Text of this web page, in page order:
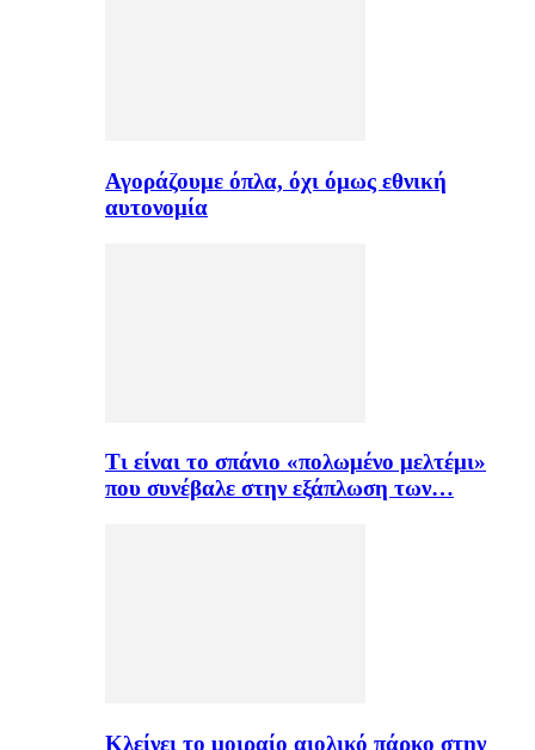
Αγοράζουμε όπλα, όχι όμως εθνική
αυτονομία
Τι είναι το σπάνιο «πολωμένο μελτέμι»
που συνέβαλε στην εξάπλωση των…
Κλείνει το μοιραίο αιολικό πάρκο στην